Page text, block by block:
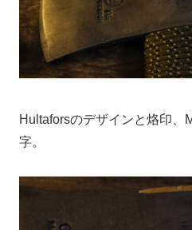
Hultaforsのデザインと烙印、
字。